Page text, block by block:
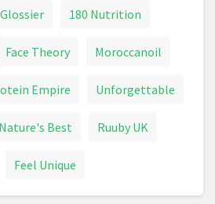
Glossier 180 Nutrition
Face Theory Moroccanoil
Empire Unforgettable
Nature's Best Ruuby UK
Feel Unique